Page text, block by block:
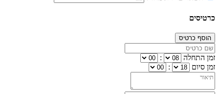
כרטיסים
הוסף כרטיס
זמן התחלה
:
זמן סיום
: